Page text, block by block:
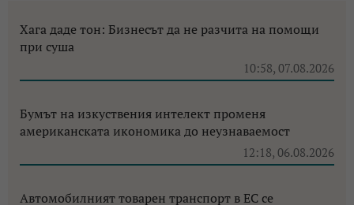
Хага даде тон: Бизнесът да не разчита на помощи
при суша
10:58, 07.08.2026
Бумът на изкуствения интелект променя
американската икономика до неузнаваемост
12:18, 06.08.2026
Автомобилният товарен транспорт в ЕС се